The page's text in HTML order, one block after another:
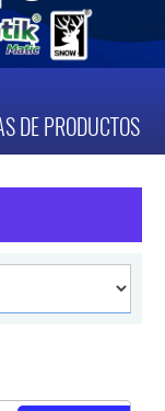
DE PRODUCTOS